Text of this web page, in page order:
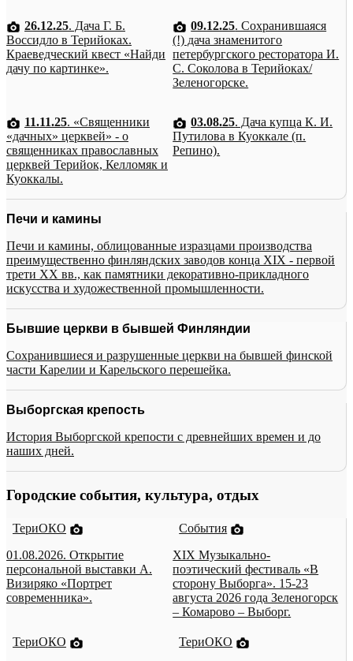
26.12.25. Дача Г. Б.
Воссидло в Терийоках.
Краеведческий квест «Найди
дачу по картинке».
09.12.25. Сохранившаяся
(!) дача знаменитого
петербургского ресторатора И.
С. Соколова в Терийоках/
Зеленогорске.
11.11.25. «Священники
«дачных» церквей» - о
священниках православных
церквей Терийок, Келломяк и
Куоккалы.
03.08.25. Дача купца К. И.
Путилова в Куоккале (п.
Репино).
Печи и камины
Печи и камины, облицованные изразцами производства
преимущественно финляндских заводов конца XIX - первой
трети XX вв., как памятники декоративно-прикладного
искусства и художественной промышленности.
Бывшие церкви в бывшей Финляндии
Сохранившиеся и разрушенные церкви на бывшей финской
части Карелии и Карельского перешейка.
Выборгская крепость
История Выборгской крепости с древнейших времен и до
наших дней.
Городские события, культура, отдых
ТериОКО
01.08.2026. Открытие
персональной выставки А.
Визиряко «Портрет
современника».
События
XIX Музыкально-
поэтический фестиваль «В
сторону Выборга». 15-23
августа 2026 года Зеленогорск
– Комарово – Выборг.
ТериОКО
ТериОКО